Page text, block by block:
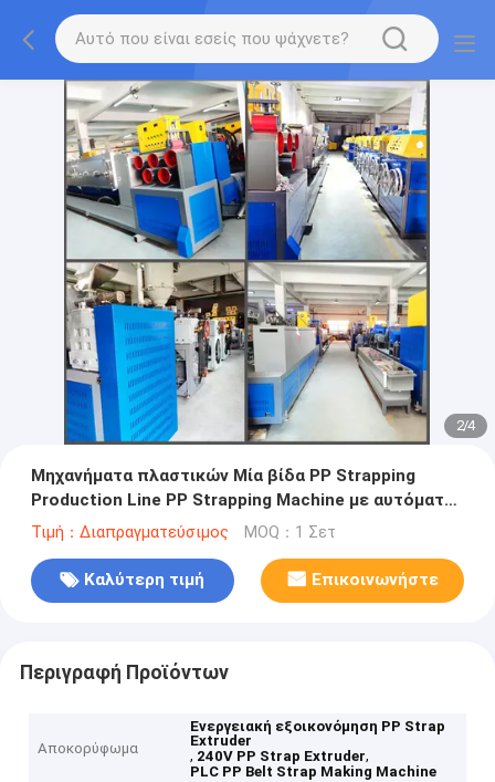
2/4
Μηχανήματα πλαστικών Μία βίδα PP Strapping
Production Line PP Strapping Machine με αυτόματη
αλλαγή οθόνης
Τιμή：Διαπραγματεύσιμος MOQ：1 Σετ
Καλύτερη τιμή Επικοινωνήστε
Περιγραφή Προϊόντων
Αποκορύφωμα
Ενεργειακή εξοικονόμηση PP Strap
Extruder
, 240V PP Strap Extruder,
PLC PP Belt Strap Making Machine